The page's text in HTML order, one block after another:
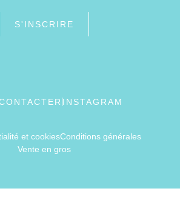
S'INSCRIRE
INSTAGRAM
et cookiesConditions générales
Vente en gros